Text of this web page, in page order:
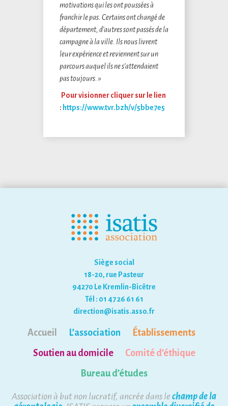
motivations qui les ont poussées à
franchir le pas. Certains ont changé de
département, d’autres sont passés de la
campagne à la ville. Ils nous livrent
leur expérience et reviennent sur un
parcours auquel ils ne s’attendaient
pas toujours. »
Pour visionner cliquer sur le lien
: https://www.tvr.bzh/v/5bbe7e5
Siège social
18-20, rue Pasteur
94270 Le Kremlin-Bicêtre
Tél : 01 47 26 61 61
direction@isatis.asso.fr
Accueil L’association
Établissements
Soutien au domicile
Comité d’éthique
Bureau d’études
Association à but non lucratif, ancrée dans le champ de la